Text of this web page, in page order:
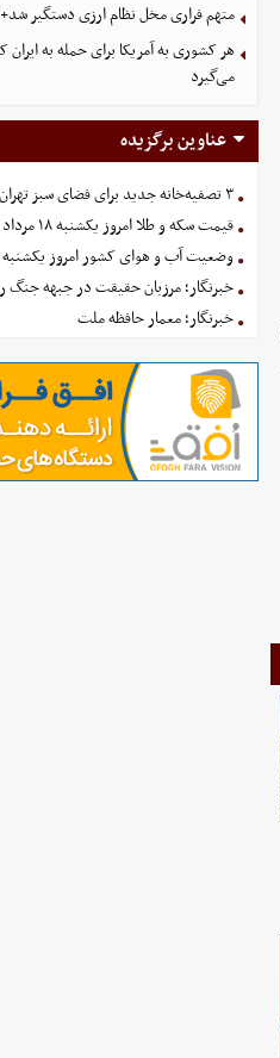
متهم فراری مخل نظام ارزی دستگیر
هر کشوری به آمریکا برای حمله به
می‌گیرد
عناوین برگزیده
۳ تصفیه‌خانه جدید برای فضای سبز تهران در راه است
قیمت سکه و طلا امروز یکشنبه ۱۸ مرداد ۱۴۰۵
وضعیت آب و هوای کشور امروز یکشنبه ۱۸ مرداد ۱۴۰۵
خبرنگار؛ مرزبان حقیقت در جبهه جنگ
خبرنگار؛ معمار حافظه ملت